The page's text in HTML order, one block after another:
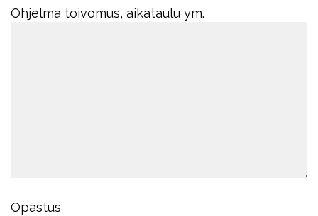
Ohjelma toivomus, aikataulu ym.
Opastus